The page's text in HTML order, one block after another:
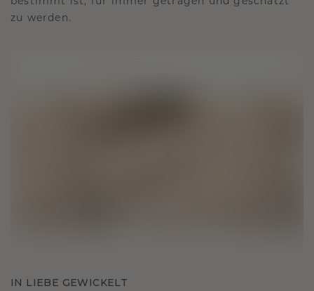
zu werden.
IN LIEBE GEWICKELT